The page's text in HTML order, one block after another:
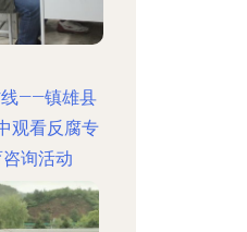
线——镇雄县
观看反腐专
询活动
13:52:20